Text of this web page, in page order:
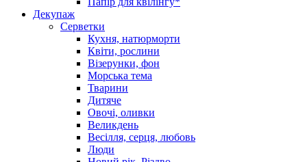
Декупаж
Серветки
Кухня, натюрморти
Квіти, рослини
Візерунки, фон
Морська тема
Тварини
Дитяче
Овочі, оливки
Великдень
Весілля, серця, любовь
Люди